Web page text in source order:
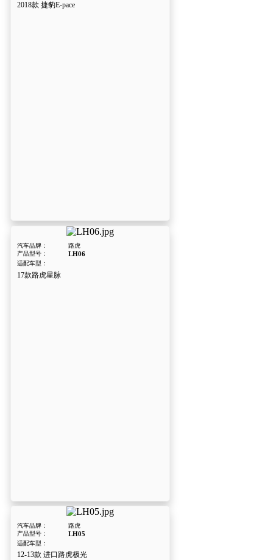
2018款 捷豹E-pace
汽车品牌：
路虎
产品型号：
LH06
适配车型：
17款路虎星脉
汽车品牌：
路虎
产品型号：
LH05
适配车型：
12-13款 进口路虎极光